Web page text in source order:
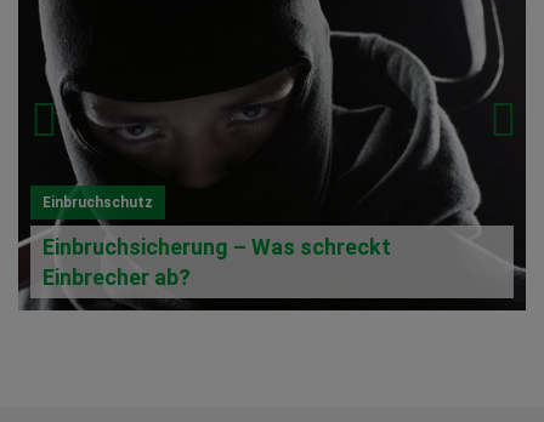
Einbruchschutz
Einbruchsicherung – Was schreckt
Einbrecher ab?